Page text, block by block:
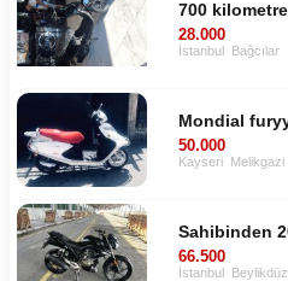
700
28.000
İstanbul Bağcılar
Mondial
50.000
Kayseri Melikgazi
Sahibinden
66.500
İstanbul